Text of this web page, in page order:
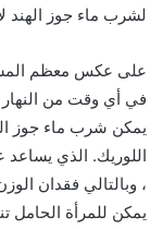
لشرب ماء جوز الهند
على عكس معظم
في أي وقت من
يمكن شرب ماء جوز
اللوريك. الذي يساعد
، وبالتالي فقدان
يمكن للمرأة الحامل